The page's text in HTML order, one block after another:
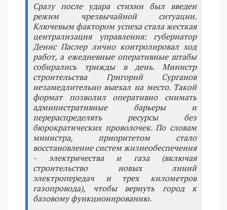
Сразу после удара стихии был введен
режим чрезвычайной ситуации.
Ключевым фактором успеха стала жесткая
централизация управления: губернатор
Денис Паслер лично контролировал ход
работ, а ежедневные оперативные штабы
собирались трижды в день. Министр
строительства Григорий Сурганов
незамедлительно выехал на место. Такой
формат позволил оперативно снимать
административные барьеры и
перераспределять ресурсы без
бюрократических проволочек. По словам
министра, приоритетом стало
восстановление систем жизнеобеспечения
- электричества и газа (включая
строительство новых линий
электропередач и трех километров
газопровода), чтобы вернуть город к
базовому функционированию.